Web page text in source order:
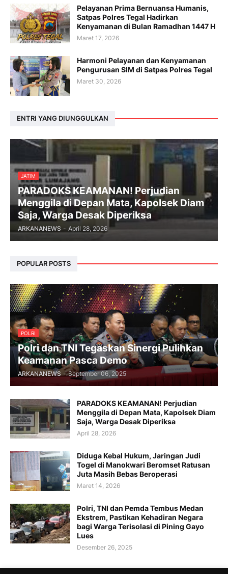
Pelayanan Prima Bernuansa Humanis,
Satpas Polres Tegal Hadirkan
Kenyamanan di Bulan Ramadhan 1447 H
Maret 17, 2026
Harmoni Pelayanan dan Kenyamanan
Pengurusan SIM di Satpas Polres Tegal
Maret 30, 2026
ENTRI YANG DIUNGGULKAN
JATIM
PARADOKS KEAMANAN! Perjudian
Menggila di Depan Mata, Kapolsek Diam
Saja, Warga Desak Diperiksa
ARKANANEWS - April 28, 2026
POPULAR POSTS
POLRI
Polri dan TNI Tegaskan Sinergi Pulihkan
Keamanan Pasca Demo
ARKANANEWS - September 06, 2025
PARADOKS KEAMANAN! Perjudian
Menggila di Depan Mata, Kapolsek Diam
Saja, Warga Desak Diperiksa
April 28, 2026
Diduga Kebal Hukum, Jaringan Judi
Togel di Manokwari Beromset Ratusan
Juta Masih Bebas Beroperasi
Maret 14, 2026
Polri, TNI dan Pemda Tembus Medan
Ekstrem, Pastikan Kehadiran Negara
bagi Warga Terisolasi di Pining Gayo
Lues
Desember 26, 2025